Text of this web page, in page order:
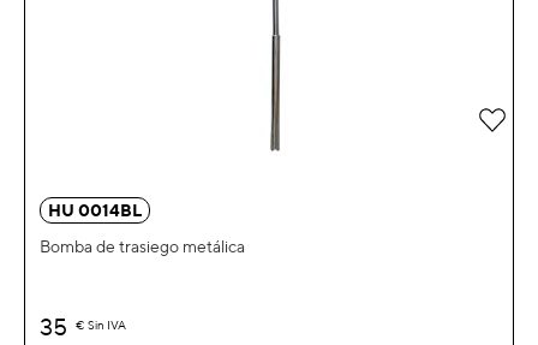
HU 0014BL
Bomba de trasiego metálica
35 € Sin IVA